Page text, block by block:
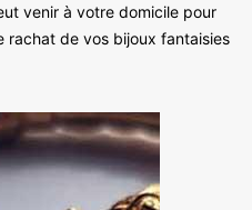
venir à votre domicile pour
rachat de vos bijoux fantaisies